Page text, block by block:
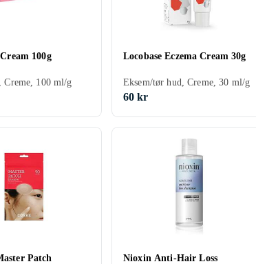
100g
Creme, 100 ml/g
Locobase Eczema Cream 30g
Eksem/tør hud, Creme, 30 ml/g
60 kr
Patch
Nioxin Anti-Hair Loss